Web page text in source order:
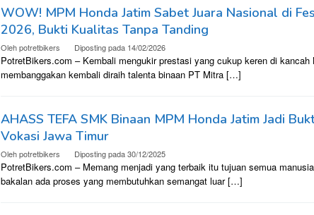
WOW! MPM Honda Jatim Sabet Juara Nasional di
2026, Bukti Kualitas Tanpa Tanding
Olehpotretbikers Diposting pada 14/02/2026
PotretBikers.com – Kembali mengukir prestasi yang cukup keren di
membanggakan kembali diraih talenta binaan PT Mitra […]
AHASS TEFA SMK Binaan MPM Honda Jatim Jadi
Vokasi Jawa Timur
Olehpotretbikers Diposting pada30/12/2025
PotretBikers.com – Memang menjadi yang terbaik itu tujuan semua
bakalan ada proses yang membutuhkan semangat luar […]